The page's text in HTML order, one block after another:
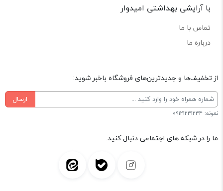
با آرایشی بهداشتی امیدوار
تماس با ما
درباره ما
از تخفیف‌ها و جدیدترین‌های فروشگاه باخبر شوید:
ارسال
نمونه: 09121231234
ما را در شبکه های اجتماعی دنبال کنید.